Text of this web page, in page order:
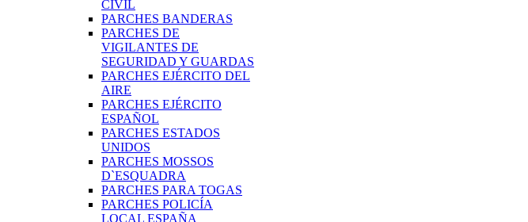
CIVIL
PARCHES BANDERAS
PARCHES DE
VIGILANTES DE
SEGURIDAD Y GUARDAS
PARCHES EJÉRCITO DEL
AIRE
PARCHES EJÉRCITO
ESPAÑOL
PARCHES ESTADOS
UNIDOS
PARCHES MOSSOS
D`ESQUADRA
PARCHES PARA TOGAS
PARCHES POLICÍA
LOCAL ESPAÑA